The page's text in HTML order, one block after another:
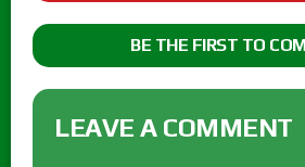
BE THE FIRST TO
LEAVE A COMMENT